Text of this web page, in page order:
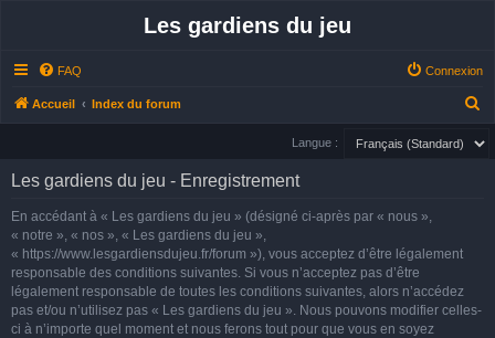
Les gardiens du jeu
FAQ Connexion
Accueil Index du forum
Langue :
Les gardiens du jeu - Enregistrement
En accédant à « Les gardiens du jeu » (désigné ci-après par « nous »,
« notre », « nos », « Les gardiens du jeu »,
« https://www.lesgardiensdujeu.fr/forum »), vous acceptez d’être légalement
responsable des conditions suivantes. Si vous n’acceptez pas d’être
légalement responsable de toutes les conditions suivantes, alors n’accédez
pas et/ou n’utilisez pas « Les gardiens du jeu ». Nous pouvons modifier celles-
ci à n’importe quel moment et nous ferons tout pour que vous en soyez